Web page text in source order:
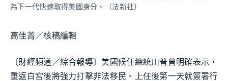
為下一代快速取得美國身分。（法新社）
高佳菁／核稿編輯
〔財經頻道／綜合報導〕美國候任總統川普曾明確表示，
重返白宮後將強力打擊非法移民、上任後第一天就簽署行